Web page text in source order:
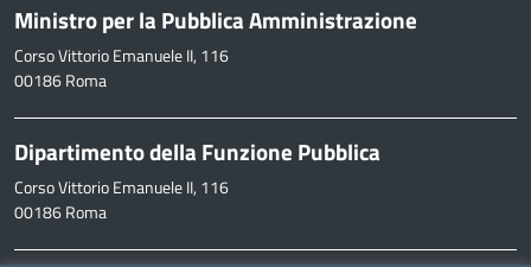
Ministro per la Pubblica Amministrazione
Corso Vittorio Emanuele II, 116
00186 Roma
Dipartimento della Funzione Pubblica
Corso Vittorio Emanuele II, 116
00186 Roma